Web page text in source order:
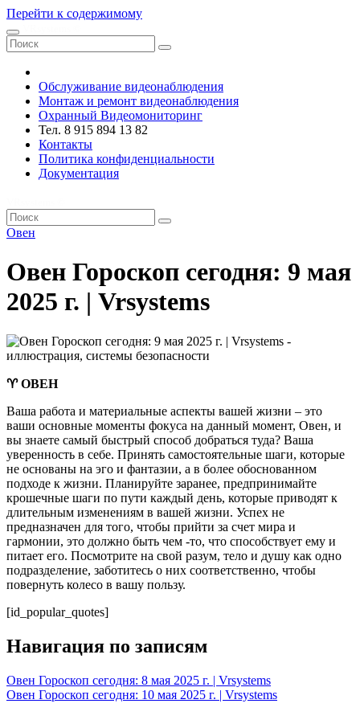
Перейти к содержимому
Обслуживание видеонаблюдения
Монтаж и ремонт видеонаблюдения
Охранный Видеомониторинг
Тел. 8 915 894 13 82
Контакты
Политика конфиденциальности
Документация
Овен
Овен Гороскоп сегодня: 9 мая
2025 г. | Vrsystems
♈ ОВЕН
Ваша работа и материальные аспекты вашей жизни – это
ваши основные моменты фокуса на данный момент, Овен, и
вы знаете самый быстрый способ добраться туда? Ваша
уверенность в себе. Принять самостоятельные шаги, которые
не основаны на эго и фантазии, а в более обоснованном
подходе к жизни. Планируйте заранее, предпринимайте
крошечные шаги по пути каждый день, которые приводят к
длительным изменениям в вашей жизни. Успех не
предназначен для того, чтобы прийти за счет мира и
гармонии, это должно быть чем -то, что способствует ему и
питает его. Посмотрите на свой разум, тело и душу как одно
подразделение, заботитесь о них соответственно, чтобы
повернуть колесо в вашу пользу.
[id_popular_quotes]
Навигация по записям
Овен Гороскоп сегодня: 8 мая 2025 г. | Vrsystems
Овен Гороскоп сегодня: 10 мая 2025 г. | Vrsystems